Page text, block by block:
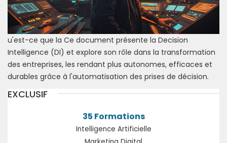
u'est-ce que la Ce document présente la Decision
Intelligence (DI) et explore son rôle dans la transformation
des entreprises, les rendant plus autonomes, efficaces et
durables grâce à l'automatisation des prises de décision.
EXCLUSIF
35 Formations
Intelligence Artificielle